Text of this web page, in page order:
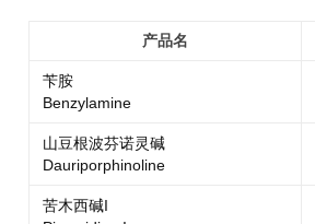
产品名
苄胺
Benzylamine
山豆根波芬诺灵碱
Dauriporphinoline
苦木西碱I